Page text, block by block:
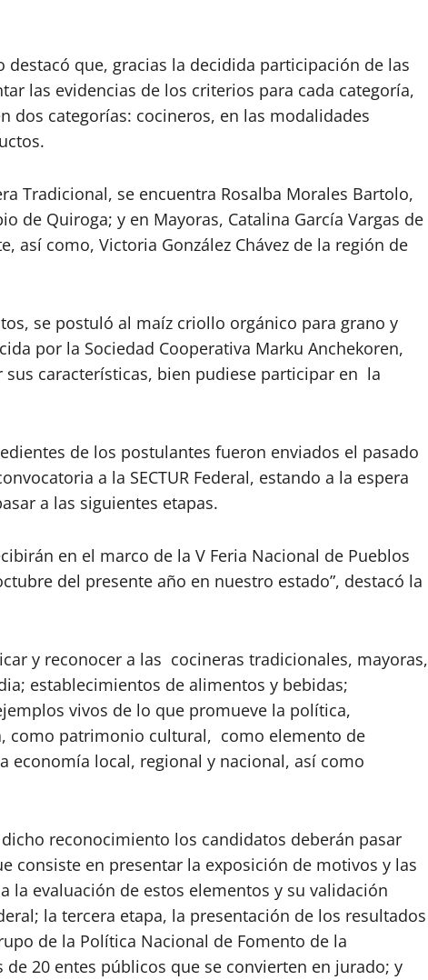
que, gracias la decidida participación de las
las evidencias de los criterios para cada categoría,
dos categorías: cocineros, en las modalidades
Tradicional, se encuentra Rosalba Morales Bartolo,
de Quiroga; y en Mayoras, Catalina García Vargas de
así como, Victoria González Chávez de la región de
se postuló al maíz criollo orgánico para grano y
por la Sociedad Cooperativa Marku Anchekoren,
características, bien pudiese participar en la
de los postulantes fueron enviados el pasado
a la SECTUR Federal, estando a la espera
a las siguientes etapas.
en el marco de la V Feria Nacional de Pueblos
del presente año en nuestro estado”, destacó la
y reconocer a las cocineras tradicionales, mayoras,
establecimientos de alimentos y bebidas;
vivos de lo que promueve la política,
como patrimonio cultural, como elemento de
economía local, regional y nacional, así como
reconocimiento los candidatos deberán pasar
consiste en presentar la exposición de motivos y las
la evaluación de estos elementos y su validación
la tercera etapa, la presentación de los resultados
de la Política Nacional de Fomento de la
20 entes públicos que se convierten en jurado; y